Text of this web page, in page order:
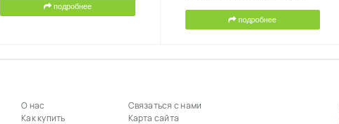
подробнее
подробнее
О нас
Как купить
Связаться с нами
Карта сайта